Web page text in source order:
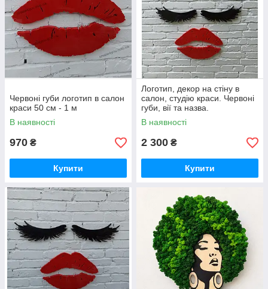
Червоні губи логотип в салон
краси 50 см - 1 м
В наявності
970 ₴
Купити
Логотип, декор на стіну в
салон, студію краси. Червоні
губи, вії та назва.
В наявності
2 300 ₴
Купити